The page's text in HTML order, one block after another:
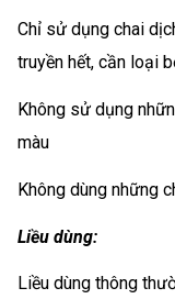
Chỉ sử dụng chai
truyền hết, cần loại
Không sử dụng
màu
Không dùng những
Liều dùng:
Liều dùng thông